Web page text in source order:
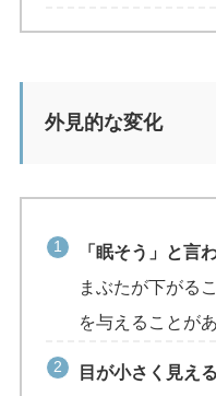
外見的な変化
「眠そう」と言
まぶたが下がる
を与えることが
目が小さく見える